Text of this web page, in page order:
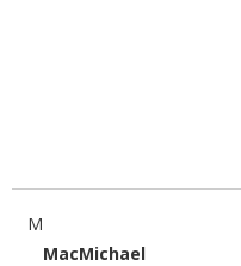
M
MacMichaelvalgte I